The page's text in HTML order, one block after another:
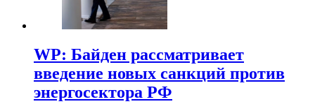
WP: Байден рассматривает
введение новых санкций против
энергосектора РФ